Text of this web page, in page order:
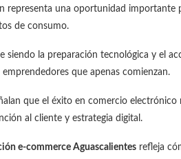
representa una oportunidad importante
de consumo.
siendo la preparación tecnológica y el
que apenas comienzan.
que el éxito en comercio
al cliente y estrategia digital.
e-commerce Aguascalientes refleja